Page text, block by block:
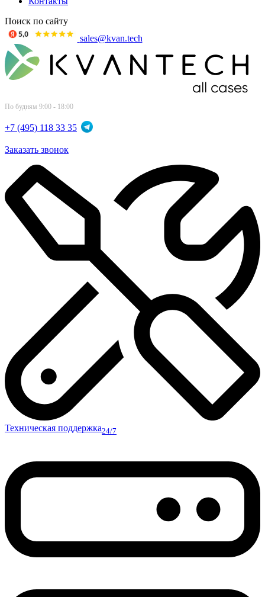
Поиск по сайту
sales@kvan.tech
По будням 9:00 - 18:00
+7 (495) 118 33 35
Заказать звонок
Техническая поддержка24/7